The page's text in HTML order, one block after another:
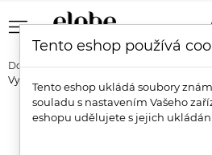
menu
Domů Značky Innersense
Vyživující lehké tělové mléko
Tento eshop používá
Tento eshop ukládá soubory
souladu s nastavením Vašeho
eshopu udělujete s jejich